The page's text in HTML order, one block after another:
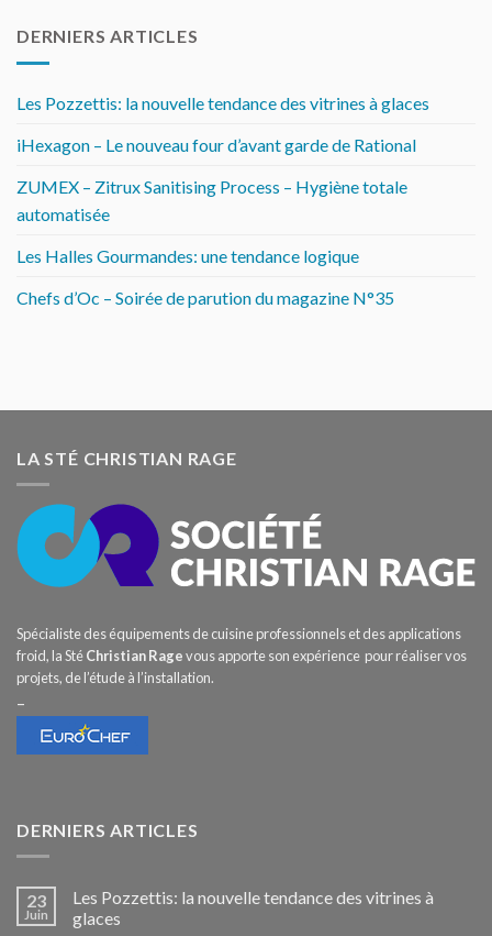
DERNIERS ARTICLES
Les Pozzettis: la nouvelle tendance des vitrines à glaces
iHexagon – Le nouveau four d’avant garde de Rational
ZUMEX – Zitrux Sanitising Process – Hygiène totale
automatisée
Les Halles Gourmandes: une tendance logique
Chefs d’Oc – Soirée de parution du magazine N°35
LA STÉ CHRISTIAN RAGE
Spécialiste des équipements de cuisine professionnels et des applications
froid, la StéChristian Ragevous apporte son expérience pour réaliser vos
projets, de l’étude à l’installation.
–
DERNIERS ARTICLES
23
Juin
Les Pozzettis: la nouvelle tendance des vitrines à
glaces